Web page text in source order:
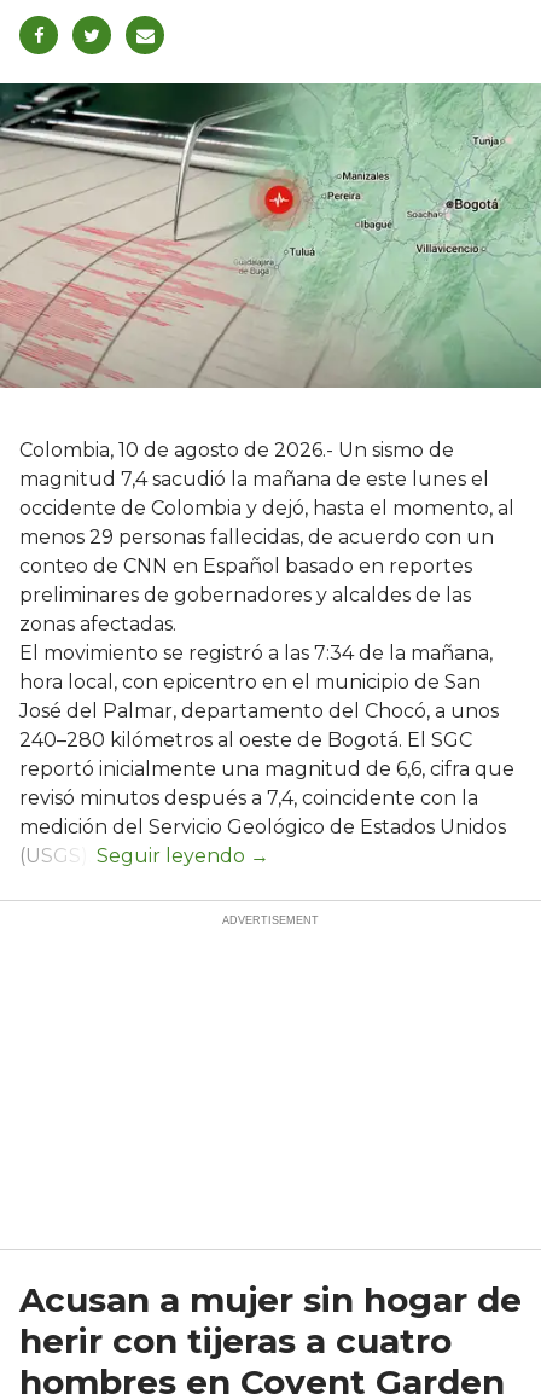
Colombia, 10 de agosto de 2026.- Un sismo de
magnitud 7,4 sacudió la mañana de este lunes el
occidente de Colombia y dejó, hasta el momento, al
menos 29 personas fallecidas, de acuerdo con un
conteo de CNN en Español basado en reportes
preliminares de gobernadores y alcaldes de las
zonas afectadas.
El movimiento se registró a las 7:34 de la mañana,
hora local, con epicentro en el municipio de San
José del Palmar, departamento del Chocó, a unos
240–280 kilómetros al oeste de Bogotá. El SGC
reportó inicialmente una magnitud de 6,6, cifra que
revisó minutos después a 7,4, coincidente con la
medición del Servicio Geológico de Estados Unidos
(USGS).
Acusan a mujer sin hogar de
herir con tijeras a cuatro
hombres en Covent Garden